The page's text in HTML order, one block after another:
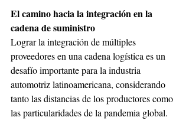
El camino hacia la integración en la
cadena de suministro
Lograr la integración de múltiples
proveedores en una cadena logística es un
desafío importante para la industria
automotriz latinoamericana, considerando
tanto las distancias de los productores como
las particularidades de la pandemia global.